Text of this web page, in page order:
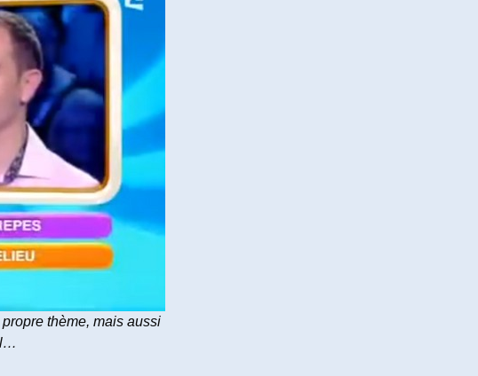
thème, mais aussi